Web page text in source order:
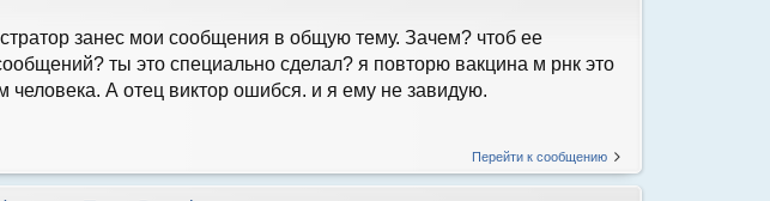
занес мои сообщения в общую тему. Зачем? чтоб ее
ты это специально сделал? я повторю вакцина м рнк это
человека. А отец виктор ошибся. и я ему не завидую.
Перейти к сообщению